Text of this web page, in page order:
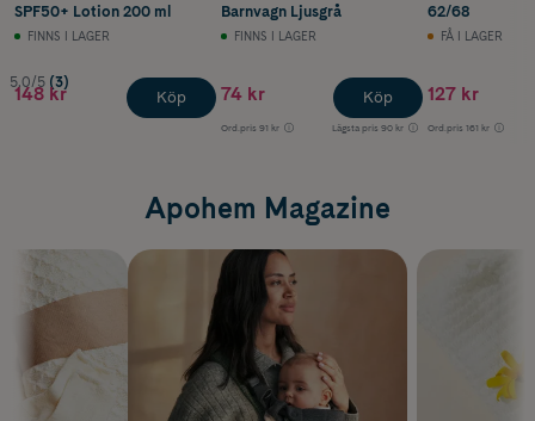
SPF50+ Lotion 200 ml
FINNS I LAGER
5.0/5 (3)
148 kr Köp
Barnvagn Ljusgrå
FINNS I LAGER
74 kr
Ord.pris 91 kr Lägsta pris 90 kr
Köp
62/68
FÅ I LAGER
127 kr
Ord.pris 161 kr
Apohem Magazine